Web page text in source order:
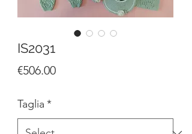
IS2031
€506.00Price
Taglia *